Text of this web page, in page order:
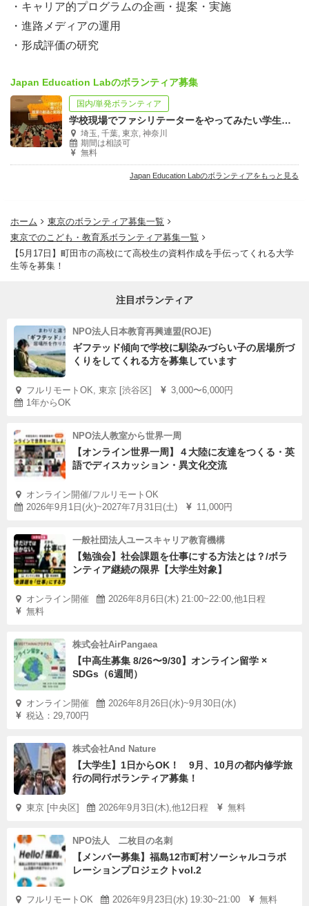
・キャリア的プログラムの企画・提案・実施
・進路メディアの運用
・形成評価の研究
Japan Education Labのボランティア募集
国内/単発ボランティア
学校現場でファシリテーターをやってみたい学生を募集！
埼玉, 千葉, 東京, 神奈川
期間は相談可
無料
Japan Education Labのボランティアをもっと見る
ホーム
東京のボランティア募集一覧
東京でのこども・教育系ボランティア募集一覧
【5月17日】町田市の高校にて高校生の資料作成を手伝ってくれる大学
生等を募集！
注目ボランティア
NPO法人日本教育再興連盟(ROJE)
ギフテッド傾向で学校に馴染みづらい子の居場所づ
くりをしてくれる方を募集しています
フルリモートOK, 東京 [渋谷区]
3,000〜6,000円
1年からOK
NPO法人教室から世界一周
【オンライン世界一周】４大陸に友達をつくる・英
語でディスカッション・異文化交流
オンライン開催/フルリモートOK
2026年9月1日(火)~2027年7月31日(土)
11,000円
一般社団法人ユースキャリア教育機構
【勉強会】社会課題を仕事にする方法とは？/ボラ
ンティア継続の限界【大学生対象】
オンライン開催
2026年8月6日(木) 21:00~22:00,他1日程
無料
株式会社AirPangaea
【中高生募集 8/26〜9/30】オンライン留学 ×
SDGs（6週間）
オンライン開催
2026年8月26日(水)~9月30日(水)
税込：29,700円
株式会社And Nature
【大学生】1日からOK！ 9月、10月の都内修学旅
行の同行ボランティア募集！
東京 [中央区] 2026年9月3日(木),他12日程 無料
NPO法人 二枚目の名刺
【メンバー募集】福島12市町村ソーシャルコラボ
レーションプロジェクトvol.2
フルリモートOK 2026年9月23日(水) 19:30~21:00 無料